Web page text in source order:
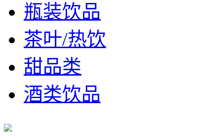
瓶装饮品
茶叶/热饮
甜品类
酒类饮品